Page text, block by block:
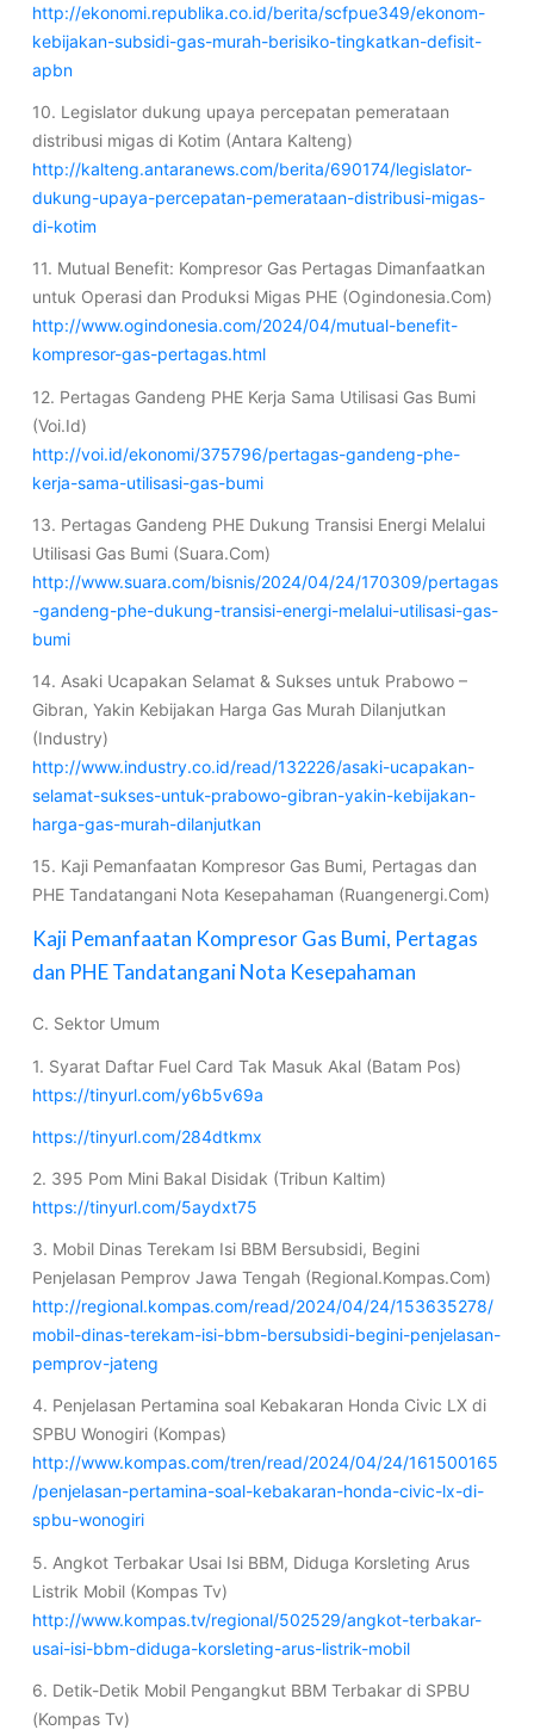
http://ekonomi.republika.co.id/berita/scfpue349/ekonom-
kebijakan-subsidi-gas-murah-berisiko-tingkatkan-defisit-
apbn
10. Legislator dukung upaya percepatan pemerataan
distribusi migas di Kotim (Antara Kalteng)
http://kalteng.antaranews.com/berita/690174/legislator-
dukung-upaya-percepatan-pemerataan-distribusi-migas-
di-kotim
11. Mutual Benefit: Kompresor Gas Pertagas Dimanfaatkan
untuk Operasi dan Produksi Migas PHE (Ogindonesia.Com)
http://www.ogindonesia.com/2024/04/mutual-benefit-
kompresor-gas-pertagas.html
12. Pertagas Gandeng PHE Kerja Sama Utilisasi Gas Bumi
(Voi.Id)
http://voi.id/ekonomi/375796/pertagas-gandeng-phe-
kerja-sama-utilisasi-gas-bumi
13. Pertagas Gandeng PHE Dukung Transisi Energi Melalui
Utilisasi Gas Bumi (Suara.Com)
http://www.suara.com/bisnis/2024/04/24/170309/pertagas
-gandeng-phe-dukung-transisi-energi-melalui-utilisasi-gas-
bumi
14. Asaki Ucapakan Selamat & Sukses untuk Prabowo –
Gibran, Yakin Kebijakan Harga Gas Murah Dilanjutkan
(Industry)
http://www.industry.co.id/read/132226/asaki-ucapakan-
selamat-sukses-untuk-prabowo-gibran-yakin-kebijakan-
harga-gas-murah-dilanjutkan
15. Kaji Pemanfaatan Kompresor Gas Bumi, Pertagas dan
PHE Tandatangani Nota Kesepahaman (Ruangenergi.Com)
Kaji Pemanfaatan Kompresor Gas Bumi, Pertagas
dan PHE Tandatangani Nota Kesepahaman
C. Sektor Umum
1. Syarat Daftar Fuel Card Tak Masuk Akal (Batam Pos)
https://tinyurl.com/y6b5v69a
https://tinyurl.com/284dtkmx
2. 395 Pom Mini Bakal Disidak (Tribun Kaltim)
https://tinyurl.com/5aydxt75
3. Mobil Dinas Terekam Isi BBM Bersubsidi, Begini
Penjelasan Pemprov Jawa Tengah (Regional.Kompas.Com)
http://regional.kompas.com/read/2024/04/24/153635278/
mobil-dinas-terekam-isi-bbm-bersubsidi-begini-penjelasan-
pemprov-jateng
4. Penjelasan Pertamina soal Kebakaran Honda Civic LX di
SPBU Wonogiri (Kompas)
http://www.kompas.com/tren/read/2024/04/24/161500165
/penjelasan-pertamina-soal-kebakaran-honda-civic-lx-di-
spbu-wonogiri
5. Angkot Terbakar Usai Isi BBM, Diduga Korsleting Arus
Listrik Mobil (Kompas Tv)
http://www.kompas.tv/regional/502529/angkot-terbakar-
usai-isi-bbm-diduga-korsleting-arus-listrik-mobil
6. Detik-Detik Mobil Pengangkut BBM Terbakar di SPBU
(Kompas Tv)